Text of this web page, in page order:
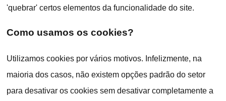
'quebrar' certos elementos da funcionalidade do site.
Como usamos os cookies?
Utilizamos cookies por vários motivos. Infelizmente, na
maioria dos casos, não existem opções padrão do setor
para desativar os cookies sem desativar completamente a